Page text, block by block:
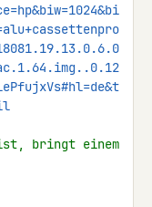
ist, bringt einem